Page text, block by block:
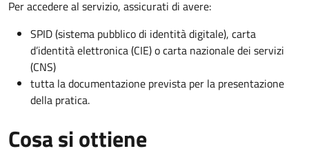
Per accedere al servizio, assicurati di avere:
SPID (sistema pubblico di identità digitale), carta
d’identità elettronica (CIE) o carta nazionale dei servizi
(CNS)
tutta la documentazione prevista per la presentazione
della pratica.
Cosa si ottiene